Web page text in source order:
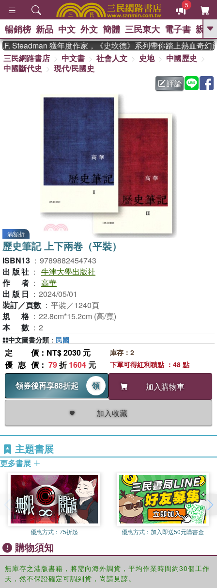
5
GO
熱搜： 東野圭吾 、 高希均教授回憶錄
、
方念華 、 台灣的
數學女孩：黎曼猜想
、 偉大的迷走神經
群喵 、
暢銷榜 新品 中文 外文 簡體 三民東大 電子書 親子
Steadman 獲年度作家，《史坎德》系列帶你踏上熱血奇幻旅
三民網路書店
中文書 社會人文 史地
中國歷史
中國斷代史
現代/民國史
評論
滿額折
歷史筆記 上下兩卷（平裝）
ISBN13 ： 9789882454743
出版社 ： 牛津大學出版社
作者 ： 高華
出版日 ： 2024/05/01
裝訂／頁數 ： 平裝／1240頁
規格 ： 22.8cm*15.2cm (高/寬)
本數 ： 2
定價 ：NT$ 2030 元
優惠價 ： 79折1604 元
領券後再享88折起
領 加入購物車
加入收藏
庫存：2
下單可得紅利積點 ：48 點
中文圖書分類 ： 民國
主題書展
更多書展
優惠方式： 75折起 優惠方式： 加入即送50元購書金
購物須知
無庫存之港版書籍，將需向海外調貨，平均作業時間約30個工作
天，然不保證確定可調到貨，尚請見諒。